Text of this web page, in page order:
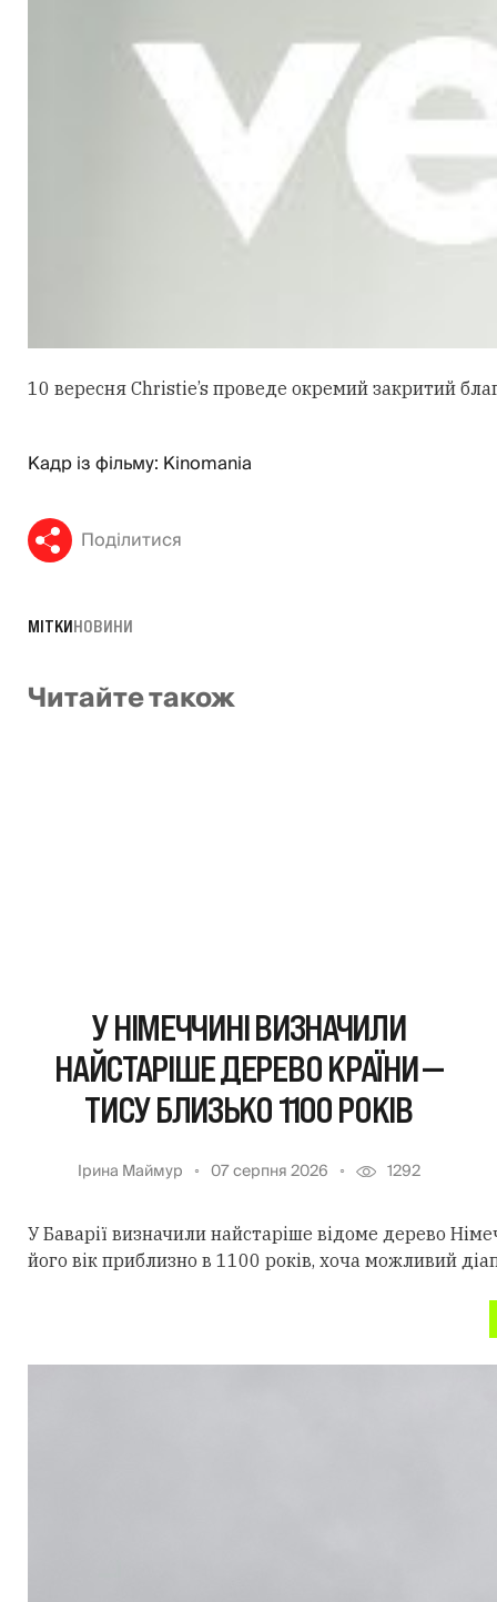
10 вересня Christie’s проведе окремий закритий
Кадр із фільму: Kinomania
Поділитися
МІТКИНОВИНИ
Читайте також
У НІМЕЧЧИНІ ВИЗНАЧИЛИ
НАЙСТАРІШЕ ДЕРЕВО КРАЇНИ —
ТИСУ БЛИЗЬКО 1100 РОКІВ
Ірина Маймур 07 серпня 2026 1292
У Баварії визначили найстаріше відоме дерево
його вік приблизно в 1100 років, хоча можливий